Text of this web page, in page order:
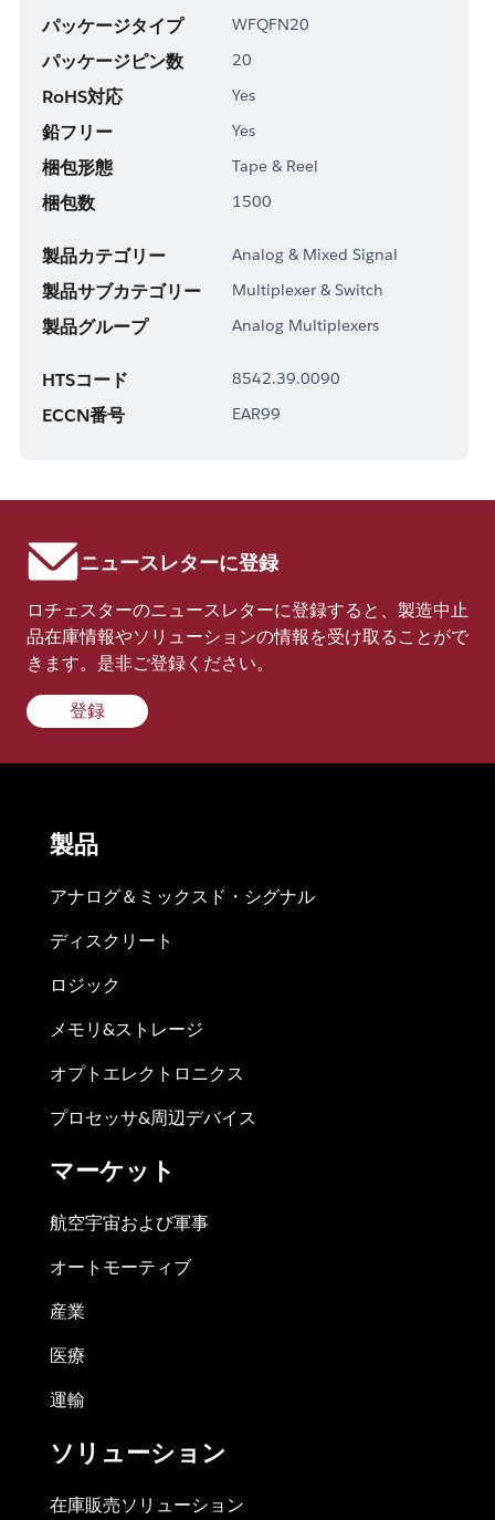
パッケージタイプ WFQFN20
パッケージピン数 20
RoHS対応 Yes
鉛フリー Yes
梱包形態 Tape & Reel
梱包数 1500
製品カテゴリー Analog & Mixed Signal
製品サブカテゴリー Multiplexer & Switch
製品グループ Analog Multiplexers
HTSコード 8542.39.0090
ECCN番号 EAR99
ニュースレターに登録
ロチェスターのニュースレターに登録すると、製造中止
品在庫情報やソリューションの情報を受け取ることがで
きます。是非ご登録ください。
登録
製品
アナログ＆ミックスド・シグナル
ディスクリート
ロジック
メモリ&ストレージ
オプトエレクトロニクス
プロセッサ&周辺デバイス
マーケット
航空宇宙および軍事
オートモーティブ
産業
医療
運輸
ソリューション
在庫販売ソリューション